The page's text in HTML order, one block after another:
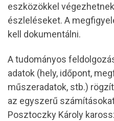
eszközökkel
észleléseket. A
kell dokumentálni.
A tudományos
adatok (hely, időpont,
műszeradatok, stb.)
az egyszerű
Posztoczky Károly